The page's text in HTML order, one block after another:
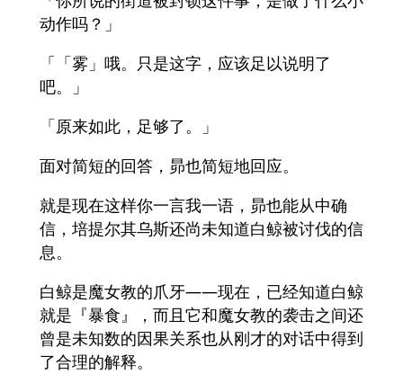
动作吗？」
「「雾」哦。只是这字，应该足以说明了
吧。」
「原来如此，足够了。」
面对简短的回答，昴也简短地回应。
就是现在这样你一言我一语，昴也能从中确
信，培提尔其乌斯还尚未知道白鲸被讨伐的信
息。
白鲸是魔女教的爪牙——现在，已经知道白鲸
就是『暴食』，而且它和魔女教的袭击之间还
曾是未知数的因果关系也从刚才的对话中得到
了合理的解释。